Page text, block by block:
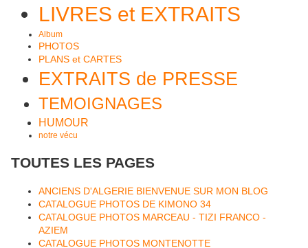
LIVRES et EXTRAITS
Album
PHOTOS
PLANS et CARTES
EXTRAITS de PRESSE
TEMOIGNAGES
HUMOUR
notre vécu
TOUTES LES PAGES
ANCIENS D'ALGERIE BIENVENUE SUR MON BLOG
CATALOGUE PHOTOS DE KIMONO 34
CATALOGUE PHOTOS MARCEAU - TIZI FRANCO -
AZIEM
CATALOGUE PHOTOS MONTENOTTE